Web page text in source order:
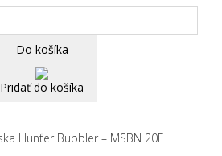
Do košíka
Pridať do košíka